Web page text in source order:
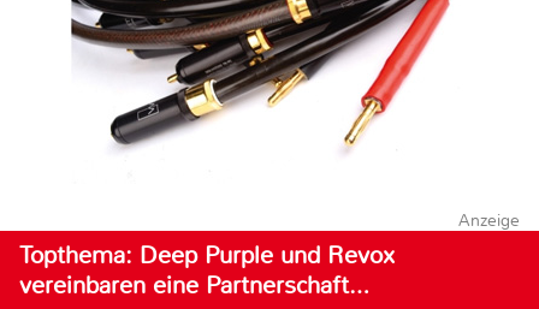
Anzeige
Topthema: Deep Purple und Revox
vereinbaren eine Partnerschaft…